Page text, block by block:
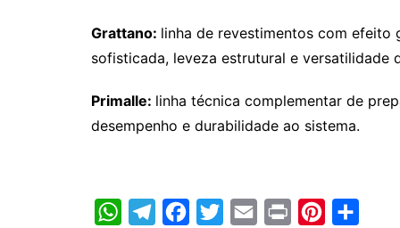
Grattano: linha de revestimentos com efeito
sofisticada, leveza estrutural e versatilidade
Primalle: linha técnica complementar de
desempenho e durabilidade ao sistema.
W